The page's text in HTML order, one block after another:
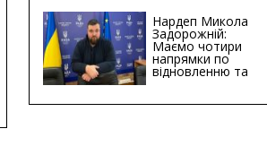
Хіба...
Нардеп Микола
Задорожній:
Маємо чотири
напрямки по
відновленню та
будівництву
інфраструктури